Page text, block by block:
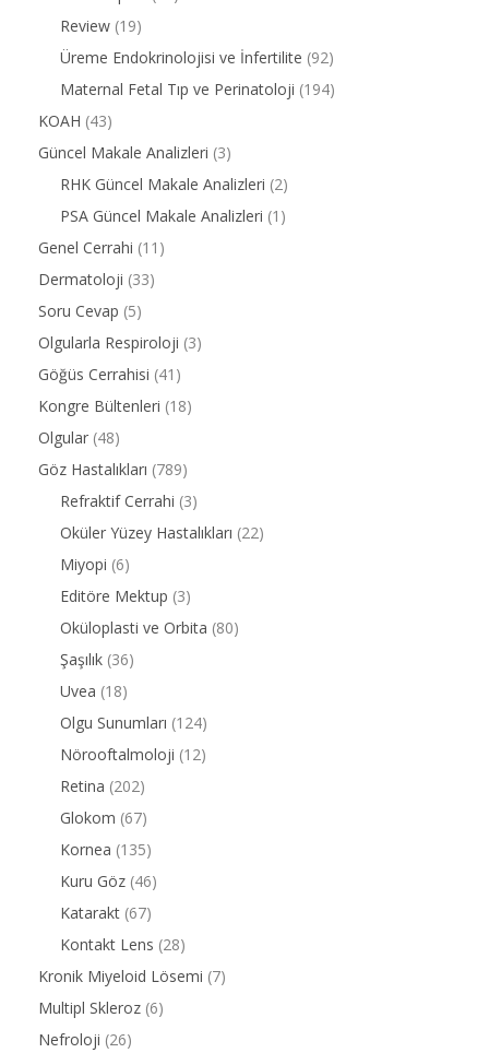
Review (19)
Üreme Endokrinolojisi ve İnfertilite (92)
Maternal Fetal Tıp ve Perinatoloji (194)
KOAH (43)
Güncel Makale Analizleri (3)
RHK Güncel Makale Analizleri (2)
PSA Güncel Makale Analizleri (1)
Genel Cerrahi (11)
Dermatoloji (33)
Soru Cevap (5)
Olgularla Respiroloji (3)
Göğüs Cerrahisi (41)
Kongre Bültenleri (18)
Olgular (48)
Göz Hastalıkları (789)
Refraktif Cerrahi (3)
Oküler Yüzey Hastalıkları (22)
Miyopi (6)
Editöre Mektup (3)
Oküloplasti ve Orbita (80)
Şaşılık (36)
Uvea (18)
Olgu Sunumları (124)
Nörooftalmoloji (12)
Retina (202)
Glokom (67)
Kornea (135)
Kuru Göz (46)
Katarakt (67)
Kontakt Lens (28)
Kronik Miyeloid Lösemi (7)
Multipl Skleroz (6)
Nefroloji (26)